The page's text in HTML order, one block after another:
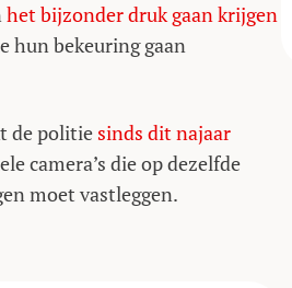
het bijzonder druk gaan krijgen
hun bekeuring gaan
de politie sinds dit najaar
camera’s die op dezelfde
moet vastleggen.